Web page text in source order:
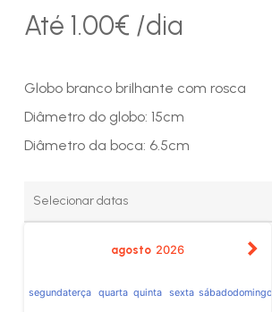
Até 1.00€ /dia
Globo branco brilhante com rosca
Diâmetro do globo: 15cm
Diâmetro da boca: 6.5cm
agosto 2026
segundaterça quarta quinta sexta sábadodomingo